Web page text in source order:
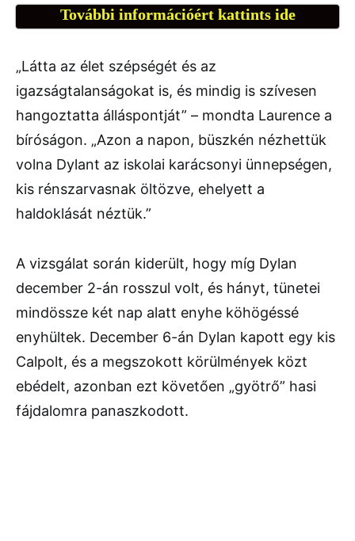
További információért kattints ide
„Látta az élet szépségét és az
igazságtalanságokat is, és mindig is szívesen
hangoztatta álláspontját” – mondta Laurence a
bíróságon. „Azon a napon, büszkén nézhettük
volna Dylant az iskolai karácsonyi ünnepségen,
kis rénszarvasnak öltözve, ehelyett a
haldoklását néztük.”
A vizsgálat során kiderült, hogy míg Dylan
december 2-án rosszul volt, és hányt, tünetei
mindössze két nap alatt enyhe köhögéssé
enyhültek. December 6-án Dylan kapott egy kis
Calpolt, és a megszokott körülmények közt
ebédelt, azonban ezt követően „gyötrő” hasi
fájdalomra panaszkodott.